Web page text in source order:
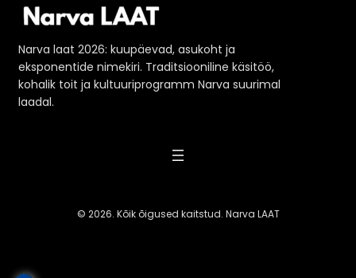
Narva laat 2026: kuupäevad, asukoht ja
eksponentide nimekiri. Traditsiooniline käsitöö,
kohalik toit ja kultuuriprogramm Narva suurimal
laadal.
© 2026. Kõik õigused kaitstud. Narva LAAT